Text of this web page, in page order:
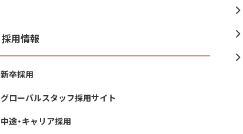
採用情報
新卒採用
グローバルスタッフ採用サイト
中途・キャリア採用